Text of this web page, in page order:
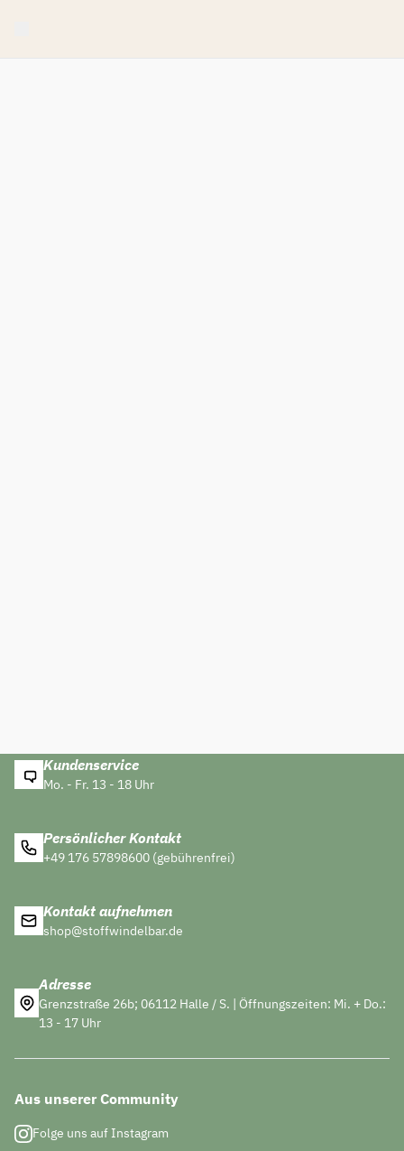
Kundenservice
Mo. - Fr. 13 - 18 Uhr
Persönlicher Kontakt
+49 176 57898600 (gebührenfrei)
Kontakt aufnehmen
shop@stoffwindelbar.de
Adresse
Grenzstraße 26b; 06112 Halle / S. | Öffnungszeiten: Mi. + Do.:
13 - 17 Uhr
Aus unserer Community
Folge uns auf Instagram